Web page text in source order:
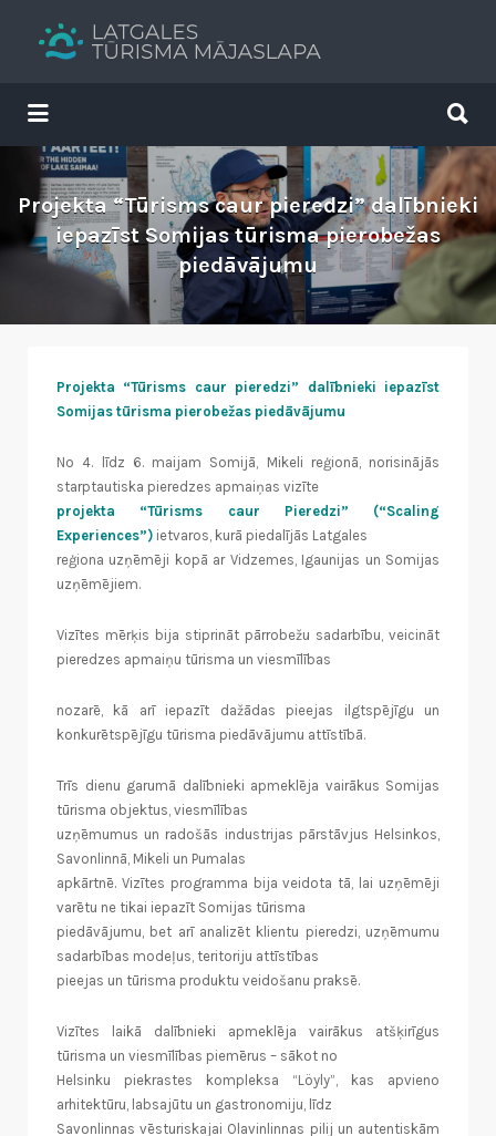
Tavs brīvdienu ceļvedis
Search
for:
for:
Projekta “Tūrisms caur pieredzi” dalībnieki
iepazīst Somijas tūrisma pierobežas
piedāvājumu
Projekta “Tūrisms caur pieredzi” dalībnieki iepazīst
Somijas tūrisma pierobežas piedāvājumu
No 4. līdz 6. maijam Somijā, Mikeli reģionā, norisinājās
starptautiska pieredzes apmaiņas vizīte
projekta “Tūrisms caur Pieredzi” (“Scaling
Experiences”) ietvaros, kurā piedalījās Latgales
reģiona uzņēmēji kopā ar Vidzemes, Igaunijas un Somijas
uzņēmējiem.
Vizītes mērķis bija stiprināt pārrobežu sadarbību, veicināt
pieredzes apmaiņu tūrisma un viesmīlības
nozarē, kā arī iepazīt dažādas pieejas ilgtspējīgu un
konkurētspējīgu tūrisma piedāvājumu attīstībā.
Trīs dienu garumā dalībnieki apmeklēja vairākus Somijas
tūrisma objektus, viesmīlības
uzņēmumus un radošās industrijas pārstāvjus Helsinkos,
Savonlinnā, Mikeli un Pumalas
apkārtnē. Vizītes programma bija veidota tā, lai uzņēmēji
varētu ne tikai iepazīt Somijas tūrisma
piedāvājumu, bet arī analizēt klientu pieredzi, uzņēmumu
sadarbības modeļus, teritoriju attīstības
pieejas un tūrisma produktu veidošanu praksē.
Vizītes laikā dalībnieki apmeklēja vairākus atšķirīgus
tūrisma un viesmīlības piemērus – sākot no
Helsinku piekrastes kompleksa “Löyly”, kas apvieno
arhitektūru, labsajūtu un gastronomiju, līdz
Savonlinnas vēsturiskajai Olavinlinnas pilij un autentiskām